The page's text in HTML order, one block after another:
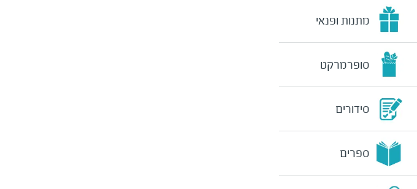
מתנות ופנאי
סופרמרקט
סידורים
ספרים